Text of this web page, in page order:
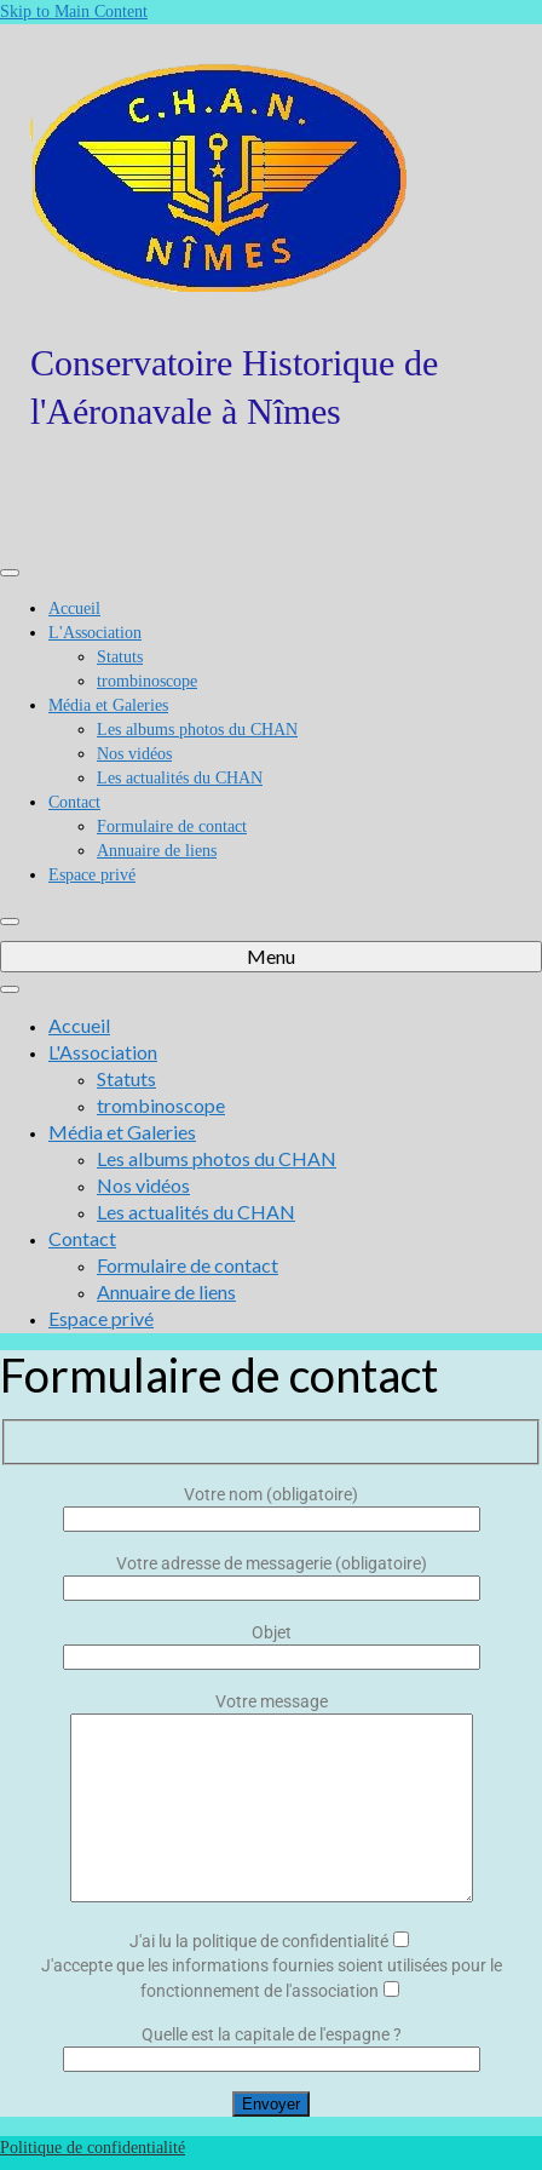
Skip to Main Content
Conservatoire Historique de
l'Aéronavale à Nîmes
Accueil
L'Association
Statuts
trombinoscope
Média et Galeries
Les albums photos du CHAN
Nos vidéos
Les actualités du CHAN
Contact
Formulaire de contact
Annuaire de liens
Espace privé
Menu
Accueil
L'Association
Statuts
trombinoscope
Média et Galeries
Les albums photos du CHAN
Nos vidéos
Les actualités du CHAN
Contact
Formulaire de contact
Annuaire de liens
Espace privé
Formulaire de contact
Votre nom (obligatoire)
Votre adresse de messagerie (obligatoire)
Objet
Votre message
J'ai lu la politique de confidentialité
J'accepte que les informations fournies soient utilisées pour le
fonctionnement de l'association
Quelle est la capitale de l'espagne ?
Politique de confidentialité